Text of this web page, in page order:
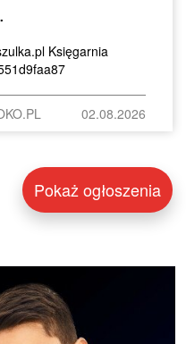
Księgarnia
02.08.2026
Pokaż ogłoszenia